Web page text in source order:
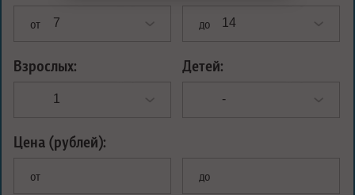
от до
Взрослых: Детей:
Цена (рублей):
от до